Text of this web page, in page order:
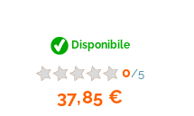
Disponibile
0/5
37,85 €